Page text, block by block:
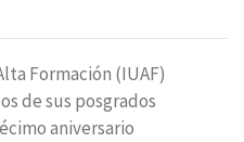
Formación (IUAF)
de sus posgrados
aniversario